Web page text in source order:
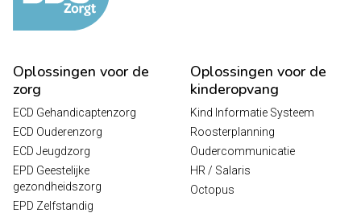
Oplossingen voor de
zorg
ECD Gehandicaptenzorg
ECD Ouderenzorg
ECD Jeugdzorg
EPD Geestelijke
gezondheidszorg
EPD Zelfstandig
Oplossingen voor de
kinderopvang
Kind Informatie Systeem
Roosterplanning
Oudercommunicatie
HR / Salaris
Octopus